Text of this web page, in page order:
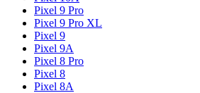
Pixel 9 Pro
Pixel 9 Pro XL
Pixel 9
Pixel 9A
Pixel 8 Pro
Pixel 8
Pixel 8A